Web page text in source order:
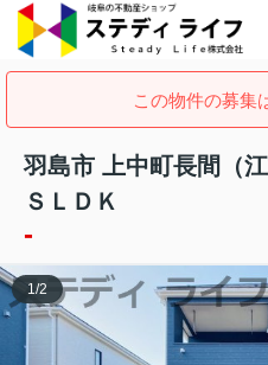
この物件の募集
羽島市 上中町長間（
ＳＬＤＫ
-
1/2